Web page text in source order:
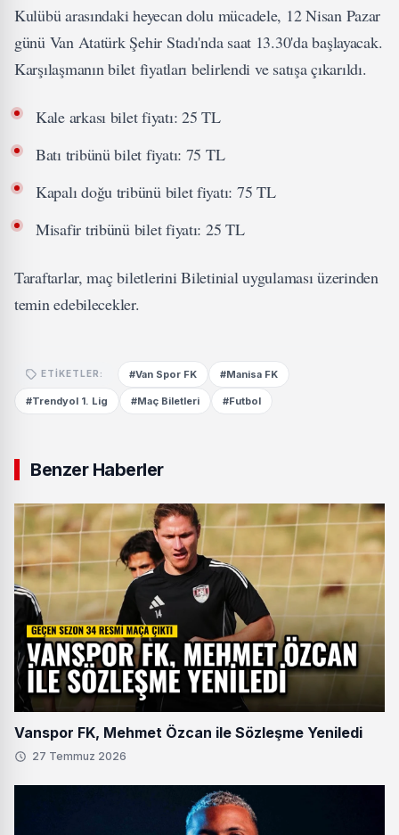
Kulübü arasındaki heyecan dolu mücadele, 12 Nisan Pazar
günü Van Atatürk Şehir Stadı'nda saat 13.30'da başlayacak.
Karşılaşmanın bilet fiyatları belirlendi ve satışa çıkarıldı.
Kale arkası bilet fiyatı: 25 TL
Batı tribünü bilet fiyatı: 75 TL
Kapalı doğu tribünü bilet fiyatı: 75 TL
Misafir tribünü bilet fiyatı: 25 TL
Taraftarlar, maç biletlerini Biletinial uygulaması üzerinden
temin edebilecekler.
ETIKETLER: #Van Spor FK #Manisa FK
#Trendyol 1. Lig #Maç Biletleri #Futbol
Benzer Haberler
Vanspor FK, Mehmet Özcan ile Sözleşme Yeniledi
27 Temmuz 2026